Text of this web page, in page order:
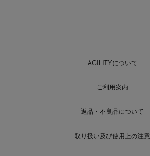
AGILITYについて
ご利用案内
返品・不良品について
取り扱い及び使用上の注意